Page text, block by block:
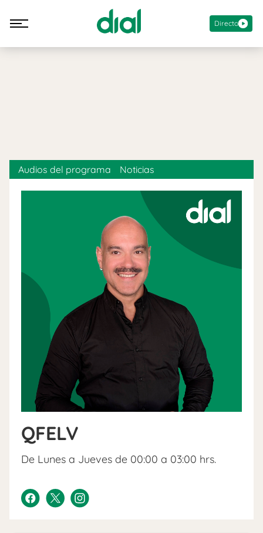
Directo
QFELV
De Lunes a Jueves de 00:00 a 03:00 hrs.
Audios del programa Noticias